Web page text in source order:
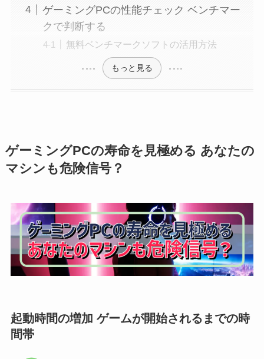
ゲーミングPCの性能チェック ベンチマー
クで判断する
無料ベンチマークソフトの活用方法
もっと見る
ゲーミングPCの寿命を見極める あなたの
マシンも危険信号？
起動時間の増加 ゲームが開始されるまでの時
間帯